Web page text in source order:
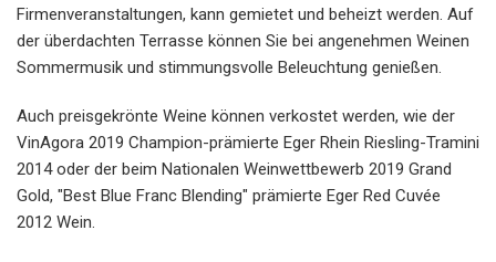
Firmenveranstaltungen, kann gemietet und beheizt werden. Auf
der überdachten Terrasse können Sie bei angenehmen Weinen
Sommermusik und stimmungsvolle Beleuchtung genießen.
Auch preisgekrönte Weine können verkostet werden, wie der
VinAgora 2019 Champion-prämierte Eger Rhein Riesling-Tramini
2014 oder der beim Nationalen Weinwettbewerb 2019 Grand
Gold, "Best Blue Franc Blending" prämierte Eger Red Cuvée
2012 Wein.